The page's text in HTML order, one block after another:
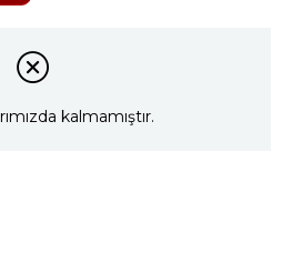
kalmamıştır.